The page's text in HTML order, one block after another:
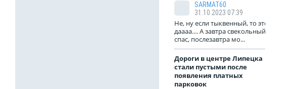
SARMAT60
31.10.2023 07:39
Не, ну если тыквенный, то это
даааа.... А завтра свекольный
спас, послезавтра мо...
Дороги в центре Липецка
стали пустыми после
появления платных
парковок